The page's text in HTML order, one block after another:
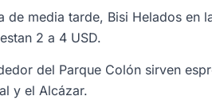
de media tarde, Bisi Helados
2 a 4 USD.
del Parque Colón sirven
y el Alcázar.